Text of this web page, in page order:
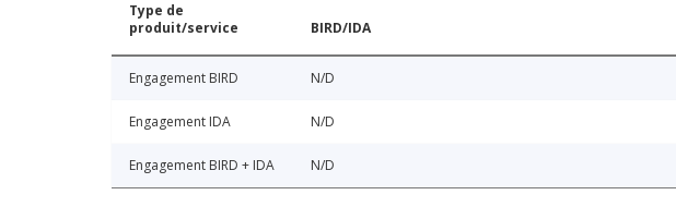
Type de
produit/service
BIRD/IDA
Engagement BIRD N/D
Engagement IDA N/D
Engagement BIRD + IDA N/D